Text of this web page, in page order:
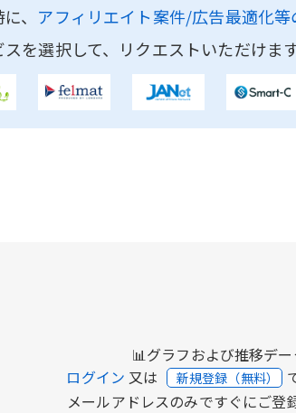
、 アフィリエイト案件/広告最適化
を選択して、リクエストいただけます
📊グラフおよび推移デ
ログイン 又は 新規登録（無料）
メールアドレスのみですぐにご登